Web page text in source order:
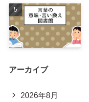
アーカイブ
2026年8月